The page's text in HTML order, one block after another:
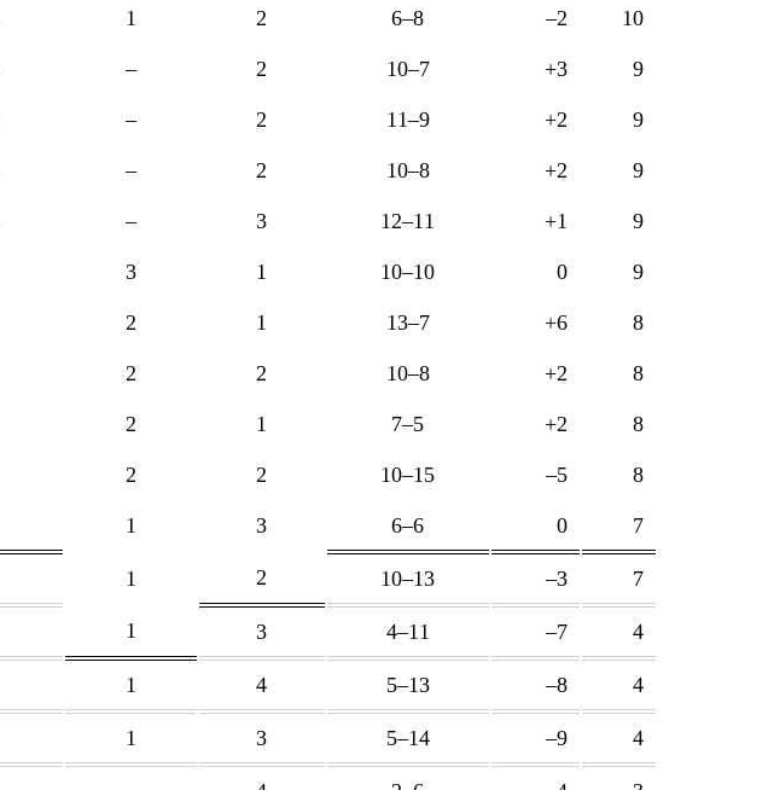
1 2 6–8 –2 10
– 2 10–7 +3 9
– 2 11–9 +2 9
– 2 10–8 +2 9
– 3 12–11 +1 9
3 1 10–10 0 9
2 1 13–7 +6 8
2 2 10–8 +2 8
2 1 7–5 +2 8
2 2 10–15 –5 8
1 3 6–6 0 7
1 2 10–13 –3 7
1 3 4–11 –7 4
1 4 5–13 –8 4
1 3 5–14 –9 4